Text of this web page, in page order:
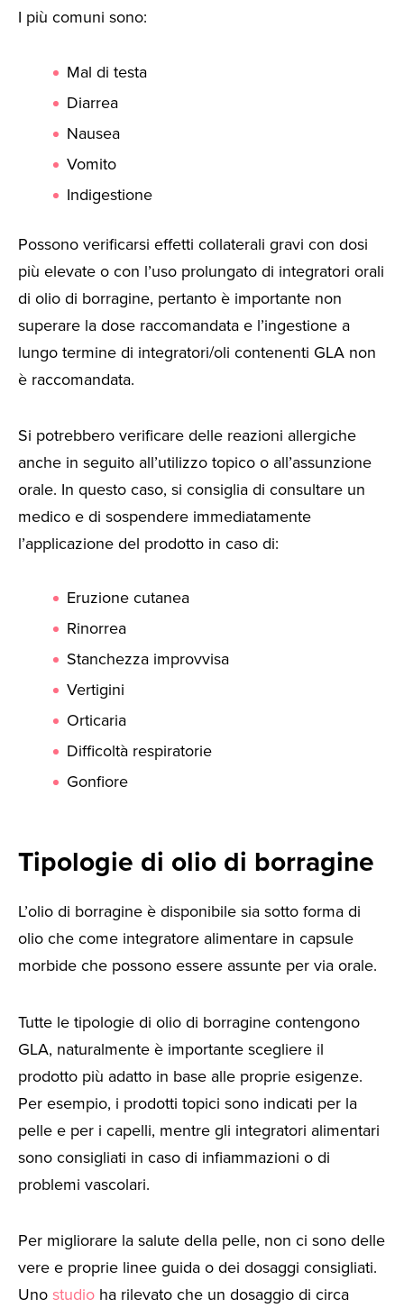
I più comuni sono:
Mal di testa
Diarrea
Nausea
Vomito
Indigestione
Possono verificarsi effetti collaterali gravi con dosi
più elevate o con l’uso prolungato di integratori orali
di olio di borragine, pertanto è importante non
superare la dose raccomandata e l’ingestione a
lungo termine di integratori/oli contenenti GLA non
è raccomandata.
Si potrebbero verificare delle reazioni allergiche
anche in seguito all’utilizzo topico o all’assunzione
orale. In questo caso, si consiglia di consultare un
medico e di sospendere immediatamente
l’applicazione del prodotto in caso di:
Eruzione cutanea
Rinorrea
Stanchezza improvvisa
Vertigini
Orticaria
Difficoltà respiratorie
Gonfiore
Tipologie di olio di borragine
L’olio di borragine è disponibile sia sotto forma di
olio che come integratore alimentare in capsule
morbide che possono essere assunte per via orale.
Tutte le tipologie di olio di borragine contengono
GLA, naturalmente è importante scegliere il
prodotto più adatto in base alle proprie esigenze.
Per esempio, i prodotti topici sono indicati per la
pelle e per i capelli, mentre gli integratori alimentari
sono consigliati in caso di infiammazioni o di
problemi vascolari.
Per migliorare la salute della pelle, non ci sono delle
vere e proprie linee guida o dei dosaggi consigliati.
Unostudio ha rilevato che un dosaggio di circa